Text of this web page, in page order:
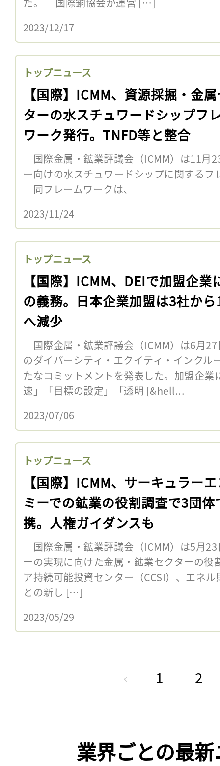
2023/12/17
トップニュース
【国際】ICMM、資源採掘・金
ターの水スチュワードシップフ
ワーク発行。TNFD等と整合
国際金属・鉱業評議会（ICMM）は11月
ー向けの水スチュワードシップに関するフ
同フレームワークは、
2023/11/24
トップニュース
【国際】ICMM、DEIで加盟企業
の義務。日本企業加盟は3社から
へ減少
国際金属・鉱業評議会（ICMM）は6月
のダイバーシティ・エクイティ・インクル
たなコミットメントを発表した。加盟企業
速」「目標の設定」「透明 [&hell...
2023/07/06
トップニュース
【国際】ICMM、サーキュラー
ミーでの鉱業の役割調査で3団体
携。人権ガイダンスも
国際金属・鉱業評議会（ICMM）は5月
ーの実現に向けた金属・鉱業セクターの
ア持続可能投資センター（CCSI）、エネ
との新し […]
2023/05/29
1 2
業界ごとの最